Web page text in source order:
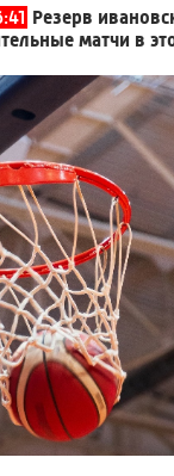
Резерв
матчи в